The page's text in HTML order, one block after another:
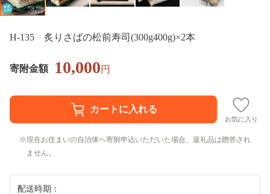
H-135 炙りさばの松前寿司(300g400g)×2本
寄附金額 10,000円
お気に入り
現在お住まいの自治体へ寄附申込いただいた場合、返礼品は贈答され
ません。
配送時期：